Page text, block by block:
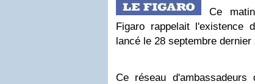
Ce
Figaro rappelait l'existence
lancé le 28 septembre dernier
Ce réseau